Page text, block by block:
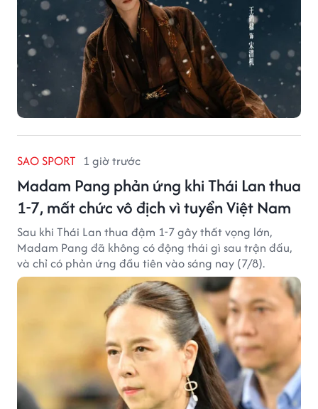
SAO SPORT 1 giờ trước
Madam Pang phản ứng khi Thái Lan thua
1-7, mất chức vô địch vì tuyển Việt Nam
Sau khi Thái Lan thua đậm 1-7 gây thất vọng lớn,
Madam Pang đã không có động thái gì sau trận đấu,
và chỉ có phản ứng đầu tiên vào sáng nay (7/8).